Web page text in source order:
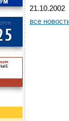
21.10.2002
все